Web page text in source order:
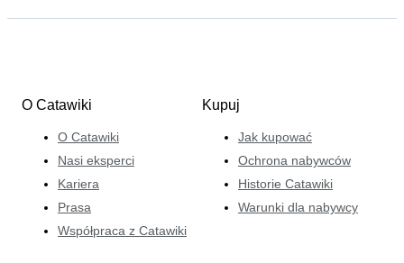
O Catawiki
O Catawiki
Nasi eksperci
Kariera
Prasa
Współpraca z Catawiki
Kupuj
Jak kupować
Ochrona nabywców
Historie Catawiki
Warunki dla nabywcy